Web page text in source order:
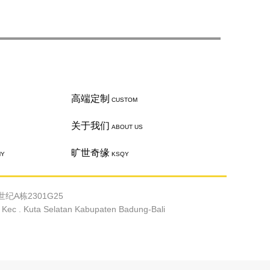
高端定制 CUSTOM
关于我们 ABOUT US
旷世奇缘 KSQY
纪A栋2301G25
. Kuta Selatan Kabupaten Badung-Bali